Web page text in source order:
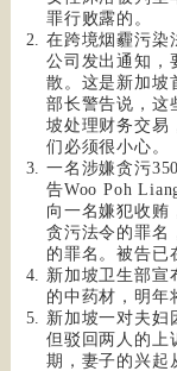
罪行败露的。
在跨境烟霾污染
公司发出通知，
散。这是新加坡
部长警告说，这
坡处理财务交易
们必须很小心。
一名涉嫌贪污
告Woo Poh
向一名嫌犯收贿
贪污法令的罪名
的罪名。被告已
新加坡卫生部宣
的中药材，明年
新加坡一对夫妇
但驳回两人的上
期，妻子的兴起